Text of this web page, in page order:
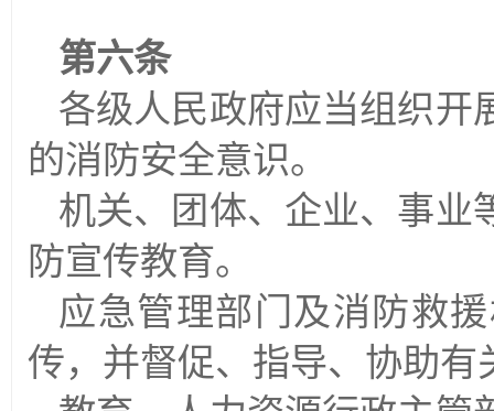
第六条
各级人民政府应当组织开
的消防安全意识。
机关、团体、企业、事业
防宣传教育。
应急管理部门及消防救
传，并督促、指导、协助